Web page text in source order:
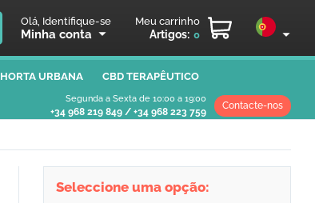
Olá, Identifique-se
Minha conta
Meu carrinho
Artigos: 0
HORTA URBANA CBD TERAPÊUTICO
Segunda a Sexta de 10:00 a 19:00
+34 968 219 849 / +34 968 223 759
Contacte-nos
Seleccione uma opção: